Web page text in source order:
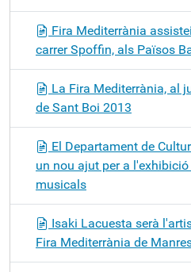
Fira Mediterrània
carrer Spoffin, als Països
La Fira Mediterrània, al
de Sant Boi 2013
El Departament de
un nou ajut per a
musicals
Isaki Lacuesta serà
Fira Mediterrània de